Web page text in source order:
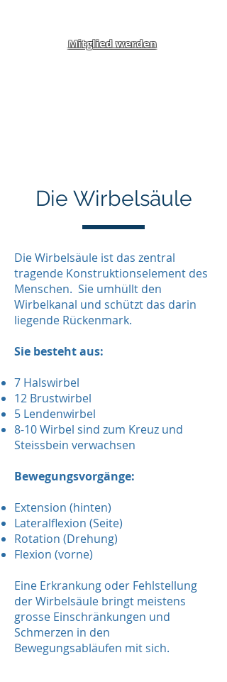
Mitglied werden
Die Wirbelsäule
Die Wirbelsäule ist das zentral
tragende Konstruktionselement des
Menschen. Sie umhüllt den
Wirbelkanal und schützt das darin
liegende Rückenmark.
Sie besteht aus:
7 Halswirbel
12 Brustwirbel
5 Lendenwirbel
8-10 Wirbel sind zum Kreuz und
Steissbein verwachsen
Bewegungsvorgänge:
Extension (hinten)
Lateralflexion (Seite)
Rotation (Drehung)
Flexion (vorne)
Eine Erkrankung oder Fehlstellung
der Wirbelsäule bringt meistens
grosse Einschränkungen und
Schmerzen in den
Bewegungsabläufen mit sich.